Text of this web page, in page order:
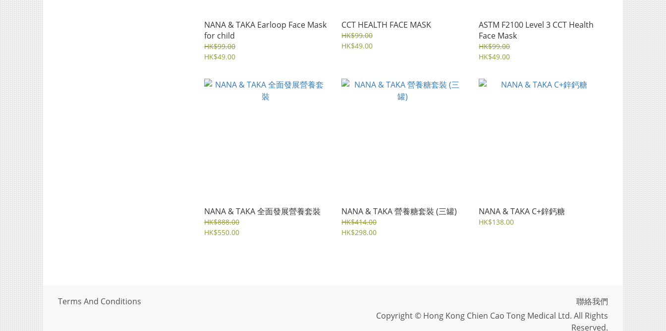
NANA & TAKA Earloop Face Mask
for child
HK$99.00
HK$49.00
CCT HEALTH FACE MASK
HK$99.00
HK$49.00
ASTM F2100 Level 3 CCT Health
Face Mask
HK$99.00
HK$49.00
NANA & TAKA 全面發展營養套裝
HK$888.00
HK$550.00
NANA & TAKA 營養糖套裝 (三罐)
HK$414.00
HK$298.00
NANA & TAKA C+鋅鈣糖
HK$138.00
Terms And Conditions
聯絡我們
Copyright © Hong Kong Chien Cao Tong Medical Ltd. All Rights
Reserved.